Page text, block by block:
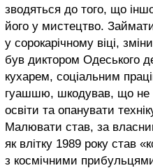
зводяться до того, що
його у мистецтво.
у сорокарічному віці,
був диктором Одеського
кухарем, соціальним
гуашшю, шкодував, що не
освіти та опанувати
Малювати став, за
як влітку 1989 року став
з космічними